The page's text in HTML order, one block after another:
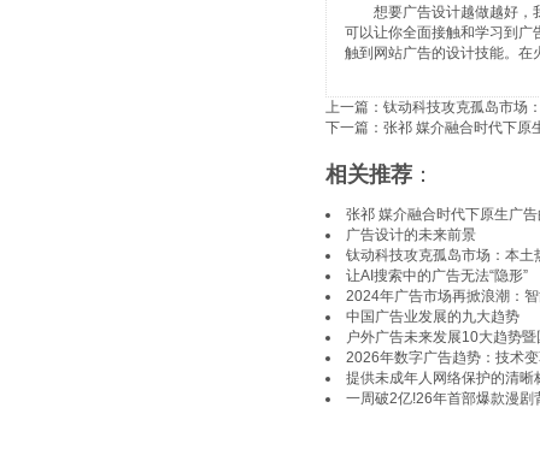
想要广告设计越做越好，我
可以让你全面接触和学习到广
触到网站广告的设计技能。在
上一篇： 钛动科技攻克孤岛市场
下一篇： 张祁 媒介融合时代下原
相关推荐 ：
张祁 媒介融合时代下原生广
广告设计的未来前景
钛动科技攻克孤岛市场：本
让AI搜索中的广告无法“隐形”
2024年广告市场再掀浪潮：
中国广告业发展的九大趋势
户外广告未来发展10大趋势
2026年数字广告趋势：技术
提供未成年人网络保护的清晰
一周破2亿!26年首部爆款漫